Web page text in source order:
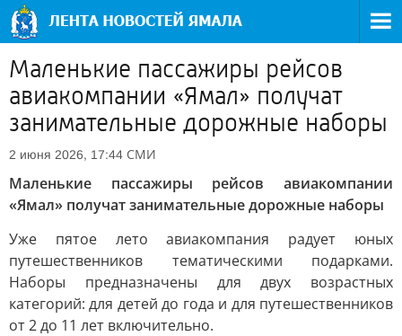
Маленькие пассажиры рейсов
авиакомпании «Ямал» получат
занимательные дорожные наборы
2 июня 2026, 17:44 СМИ
Маленькие пассажиры рейсов авиакомпании
«Ямал» получат занимательные дорожные наборы
Уже пятое лето авиакомпания радует юных
путешественников тематическими подарками.
Наборы предназначены для двух возрастных
категорий: для детей до года и для путешественников
от 2 до 11 лет включительно.